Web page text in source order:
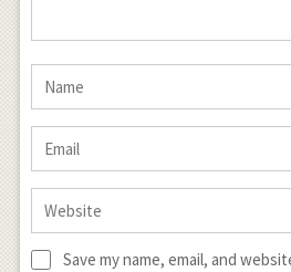
Save my name, email, and